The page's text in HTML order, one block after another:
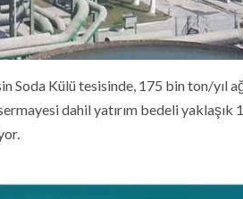
Soda Külü tesisinde, 175 bin ton/yıl
dahil yatırım bedeli